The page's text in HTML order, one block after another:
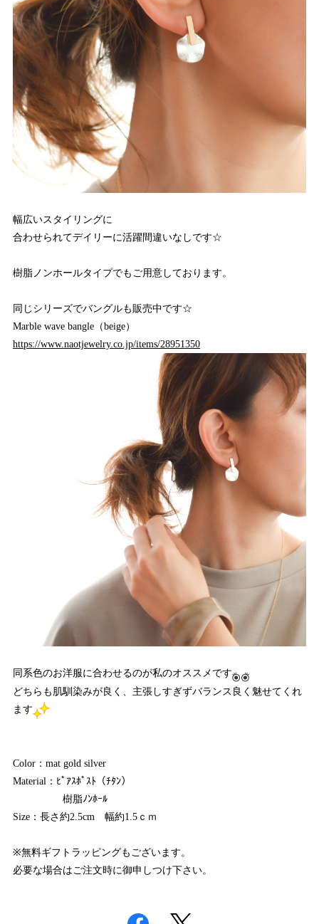
幅広いスタイリングに
合わせられてデイリーに活躍間違いなしです☆
樹脂ノンホールタイプでもご用意しております。
同じシリーズでバングルも販売中です☆
Marble wave bangle（beige）
https://www.naotjewelry.co.jp/items/28951350
同系色のお洋服に合わせるのが私のオススメです
どちらも肌馴染みが良く、主張しすぎずバランス良く魅せてくれ
ます
Color：mat gold silver
Material：ﾋﾟｱｽﾎﾟｽﾄ（ﾁﾀﾝ）
樹脂ﾉﾝﾎｰﾙ
Size：長さ約2.5cm 幅約1.5ｃｍ
※無料ギフトラッピングもございます。
必要な場合はご注文時に御申しつけ下さい。